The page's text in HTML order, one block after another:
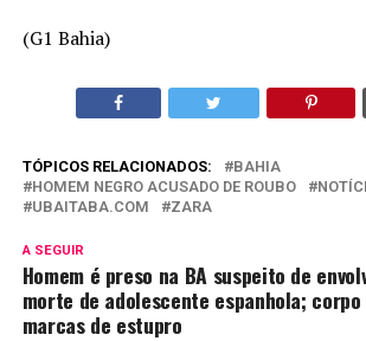
(G1 Bahia)
TÓPICOS RELACIONADOS:
BAHIA
HOMEM NEGRO ACUSADO DE ROUBO
UBAITABA.COM
ZARA
A SEGUIR
Homem é preso na BA suspeito de
morte de adolescente espanhola;
marcas de estupro